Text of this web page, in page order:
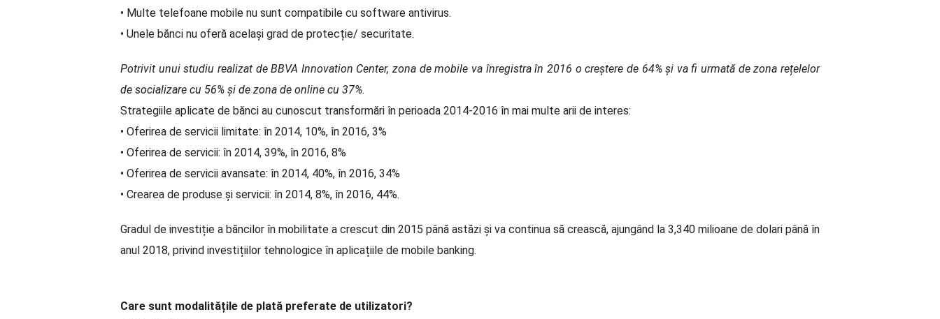
• Multe telefoane mobile nu sunt compatibile cu software antivirus.
• Unele bănci nu oferă același grad de protecție/ securitate.
Potrivit unui studiu realizat de BBVA Innovation Center, zona de mobile va înregistra în 2016 o creștere de 64% și va fi urmată de zona rețelelor
de socializare cu 56% și de zona de online cu 37%.
Strategiile aplicate de bănci au cunoscut transformări în perioada 2014-2016 în mai multe arii de interes:
• Oferirea de servicii limitate: în 2014, 10%, în 2016, 3%
• Oferirea de servicii: în 2014, 39%, în 2016, 8%
• Oferirea de servicii avansate: în 2014, 40%, în 2016, 34%
• Crearea de produse și servicii: în 2014, 8%, în 2016, 44%.
Gradul de investiție a băncilor în mobilitate a crescut din 2015 până astăzi și va continua să crească, ajungând la 3,340 milioane de dolari până în
anul 2018, privind investițiilor tehnologice în aplicațiile de mobile banking.
Care sunt modalitățile de plată preferate de utilizatori?